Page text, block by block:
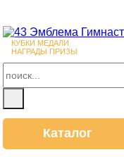
КУБКИ МЕДАЛИ
НАГРАДЫ ПРИЗЫ
Каталог